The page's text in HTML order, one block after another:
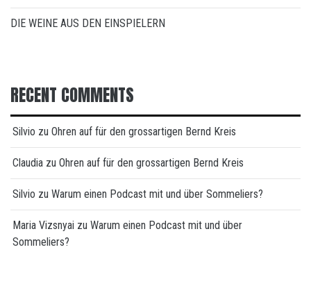
DIE WEINE AUS DEN EINSPIELERN
RECENT COMMENTS
Silvio zu Ohren auf für den grossartigen Bernd Kreis
Claudia zu Ohren auf für den grossartigen Bernd Kreis
Silvio zu Warum einen Podcast mit und über Sommeliers?
Maria Vizsnyai zu Warum einen Podcast mit und über
Sommeliers?